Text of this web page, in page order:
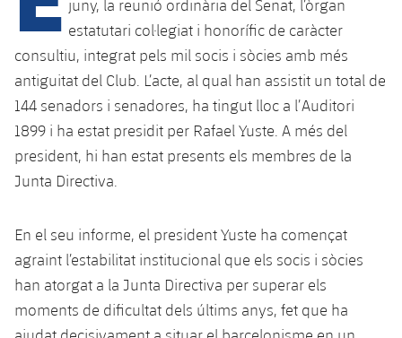
SUB13
SUB12
SUB11 A
SUB11 B
SUB10 B
SUB9 A
SUB13 B
SUB12 C
SUB11 C
Entrades
Gameday Shows
Resultats
Classificacions
Jugadors
Fotos
Història
Base
Barça Atlètic
Junior
Cadet A
Cadet B
Infantil A
Infantil B
Mini
Campus Estiu
PLUSICON
MÉS
Primer Equip
plusicon
més
Actualitat
Entrades
Resultats
Classificació
Barça Atlètic
plusicon
més
Calendari
Resultats
Classificació
Actualitat
Juvenil
PLUSICON
MÉS
Primer equip
plusicon
més
juny, la reunió ordinària del Senat, l’òrgan
estatutari col·legiat i honorífic de caràcter
consultiu, integrat pels mil socis i sòcies amb més
antiguitat del Club. L’acte, al qual han assistit un total de
144 senadors i senadores, ha tingut lloc a l’Auditori
1899 i ha estat presidit per Rafael Yuste. A més del
president, hi han estat presents els membres de la
Junta Directiva.
En el seu informe, el president Yuste ha començat
agraint l’estabilitat institucional que els socis i sòcies
han atorgat a la Junta Directiva per superar els
moments de dificultat dels últims anys, fet que ha